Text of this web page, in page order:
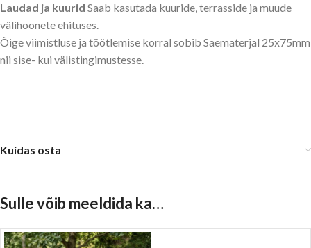
Laudad ja kuurid Saab kasutada kuuride, terrasside ja muude
välihoonete ehituses.
Õige viimistluse ja töötlemise korral sobib Saematerjal 25x75mm
nii sise- kui välistingimustesse.
Kuidas osta
Sulle võib meeldida ka…